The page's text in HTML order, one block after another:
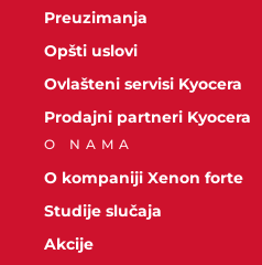
Preuzimanja
Opšti uslovi
Ovlašteni servisi Kyocera
Prodajni partneri Kyocera
O NAMA
O kompaniji Xenon forte
Studije slučaja
Akcije